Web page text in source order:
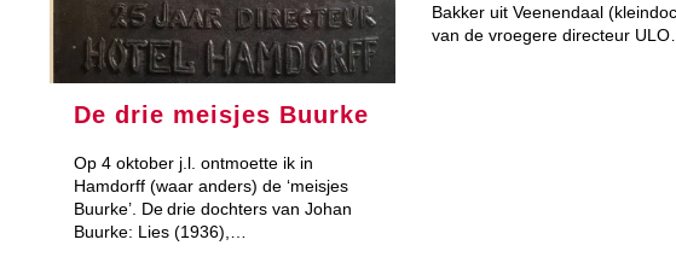
De drie meisjes Buurke
Op 4 oktober j.l. ontmoette ik in
Hamdorff (waar anders) de ‘meisjes
Buurke’. De drie dochters van Johan
Buurke: Lies (1936),…
Bakker uit Veenendaal
van de vroegere directeur